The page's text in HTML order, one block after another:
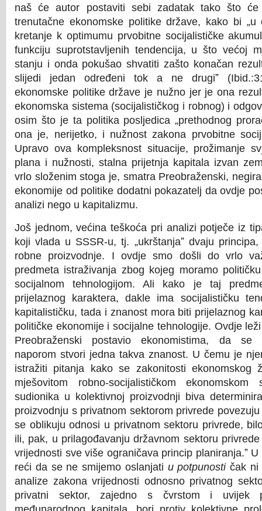
naš će autor postaviti sebi zadatak tako što
trenutačne ekonomske politike države, kako bi „u
kretanje k optimumu prvobitne socijalističke
funkciju suprotstavljenih tendencija, u što većoj
stanju i onda pokušao shvatiti zašto konačan
slijedi jedan određeni tok a ne drugiˮ
ekonomske politike države je nužno jer je ona
ekonomska sistema (socijalističkog i robnog) i
osim što je ta politika posljedica „prethodnog
ona je, nerijetko, i nužnost zakona prvobitne
Upravo ova kompleksnost situacije, prožimanje
plana i nužnosti, stalna prijetnja kapitala izvan
vrlo složenim stoga je, smatra Preobraženski,
ekonomije od politike dodatni pokazatelj da ovdje
analizi nego u kapitalizmu.
Još jednom, većina teškoća pri analizi potječe iz
koji vlada u SSSR-u, tj. „ukrštanjaˮ dvaju
robne proizvodnje. I ovdje smo došli do vrlo
predmeta istraživanja zbog kojeg moramo
socijalnom tehnologijom. Ali kako je taj
prijelaznog karaktera, dakle ima socijalističku
kapitalističku, tada i znanost mora biti prijelaznog
političke ekonomije i socijalne tehnologije. Ovdje
Preobraženski postavio ekonomistima, da se
naporom stvori jedna takva znanost. U čemu je
istražiti pitanja kako se zakonitosti ekonomskog
mješovitom robno-socijalističkom
sudionika u kolektivnoj proizvodnji biva
proizvodnju s privatnom sektorom privrede
se oblikuju odnosi u privatnom sektoru privrede,
ili, pak, u prilagođavanju državnom sektoru
vrijednosti sve više ograničava princip planiranja.ˮ
reći da se ne smijemo oslanjati u potpunostičak ni
analize zakona vrijednosti odnosno privatnog
privatni sektor, zajedno s čvrstom i uvijek